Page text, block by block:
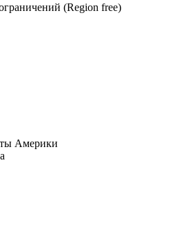
(Region free)
Америки